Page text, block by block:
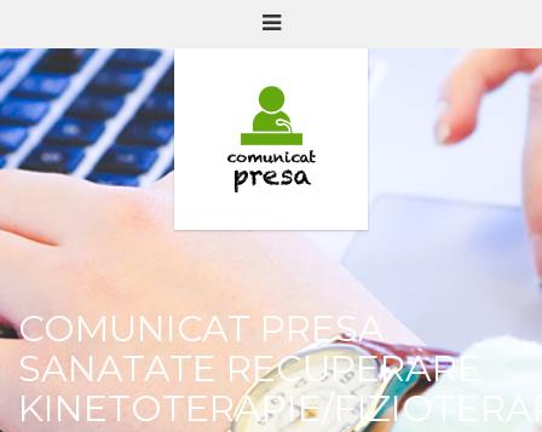
COMUNICAT PRESA
SANATATE RECUPERARE
KINETOTERAPIE/